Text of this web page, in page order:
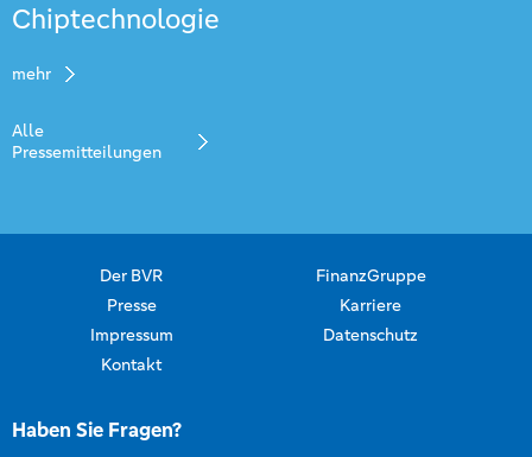
Chiptechnologie
mehr
Alle
Pressemitteilungen
Der BVR
FinanzGruppe
Presse
Karriere
Impressum
Datenschutz
Kontakt
Haben Sie Fragen?